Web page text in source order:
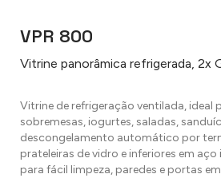
VPR 800
Vitrine panorâmica refrigerada, 2x
Vitrine de refrigeração ventilada, ideal
sobremesas, iogurtes, saladas,
descongelamento automático por
prateleiras de vidro e inferiores em aço
para fácil limpeza, paredes e portas